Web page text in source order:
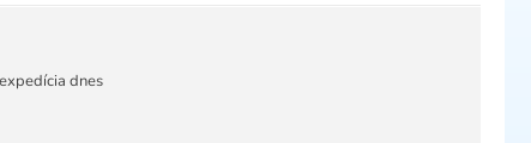
expedícia dnes